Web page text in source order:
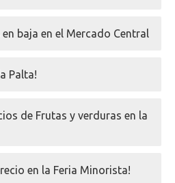
baja en el Mercado Central
Palta!
de Frutas y verduras en la
en la Feria Minorista!